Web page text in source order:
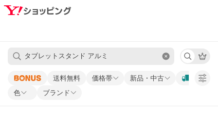
送料無料 価格帯
新品・中古
色
ブランド